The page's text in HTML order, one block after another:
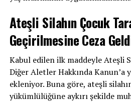
Ateşli Silahın Çocuk
Geçirilmesine Ceza
Kabul edilen ilk maddeyle Ateşli
Diğer Aletler Hakkında Kanun’a
ekleniyor. Buna göre, ateşli
yükümlülüğüne aykırı şekilde